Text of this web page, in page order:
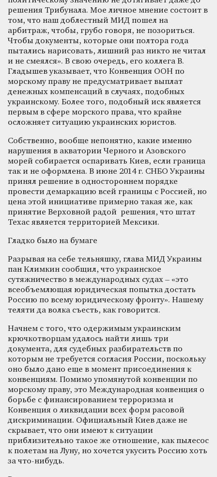
решения Трибунала. Мое личное мнение состоит в
том, что наш доблестный МИД пошел на
арбитраж, чтобы, грубо говоря, не позориться.
Чтобы документы, которые они полтора года
пытались нарисовать, лишний раз никто не читал
и не смеялся». В свою очередь, его коллега В.
Гладышев указывает, что Конвенция ООН по
морскому праву не предусматривает выплат
денежных компенсаций в случаях, подобных
украинскому. Более того, подобный иск является
первым в сфере морского права, что крайне
осложняет ситуацию украинских юристов.
Собственно, вообще непонятно, какие именно
нарушения в акватории Черного и Азовского
морей собирается оспаривать Киев, если граница
так и не оформлена. В июне 2014 г. СНБО Украины
принял решение в одностороннем порядке
провести демаркацию всей границы с Россией, но
цена этой инициативе примерно такая же, как
принятие Верховной радой решения, что штат
Техас является территорией Мексики.
Гладко было на бумаге
Разрывая на себе тельняшку, глава МИД Украины
пан Климкин сообщил, что украинское
сутяжничество в международных судах – «это
всеобъемлющая юридическая попытка достать
Россию по всему юридическому фронту». Нашему
теляти да волка съесть, как говорится.
Начнем с того, что одержимым украинским
крючкотворцам удалось найти лишь три
документа, для судебных разбирательств по
которым не требуется согласия России, поскольку
оно было дано еще в момент присоединения к
конвенциям. Помимо упомянутой конвенции по
морскому праву, это Международная конвенция о
борьбе с финансированием терроризма и
Конвенция о ликвидации всех форм расовой
дискриминации. Официальный Киев даже не
скрывает, что они имеют к ситуации
приблизительно такое же отношение, как пылесос
к полетам на Луну, но хочется укусить Россию хоть
за что-нибудь.